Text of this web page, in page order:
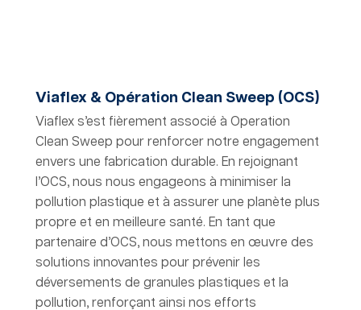
Viaflex & Opération Clean Sweep (OCS)
Viaflex s’est fièrement associé à Operation
Clean Sweep pour renforcer notre engagement
envers une fabrication durable. En rejoignant
l’OCS, nous nous engageons à minimiser la
pollution plastique et à assurer une planète plus
propre et en meilleure santé. En tant que
partenaire d’OCS, nous mettons en œuvre des
solutions innovantes pour prévenir les
déversements de granules plastiques et la
pollution, renforçant ainsi nos efforts